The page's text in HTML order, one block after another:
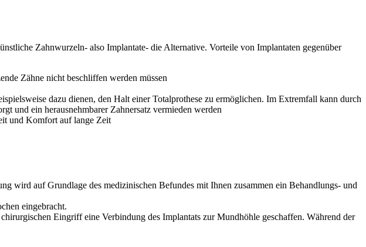
Zahnwurzeln- also Implantate- die Alternative. Vorteile von Implantaten gegenüber
Zähne nicht beschliffen werden müssen
dazu dienen, den Halt einer Totalprothese zu ermöglichen. Im Extremfall kann durch
und ein herausnehmbarer Zahnersatz vermieden werden
und Komfort auf lange Zeit
wird auf Grundlage des medizinischen Befundes mit Ihnen zusammen ein Behandlungs- und
eingebracht.
Eingriff eine Verbindung des Implantats zur Mundhöhle geschaffen. Während der